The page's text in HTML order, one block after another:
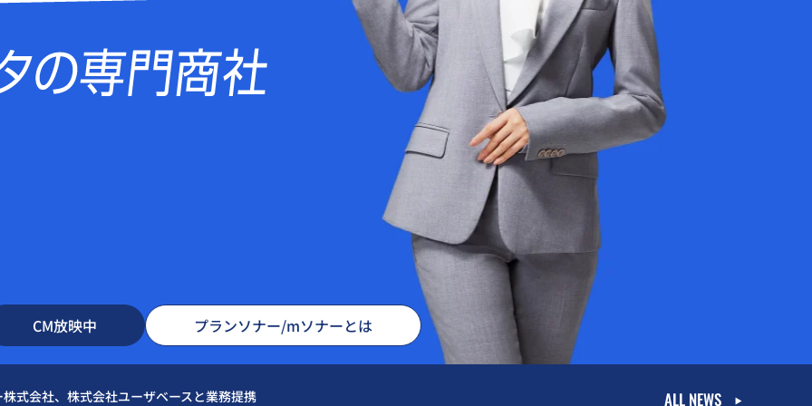
CM放映中 プランソナー/mソナーとは
式会社、株式会社ユーザベースと業務提携 ALL NEWS